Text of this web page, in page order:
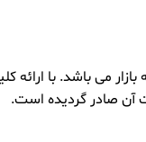
به بازار می باشد. با ارائه
آن صادر گرديده است.